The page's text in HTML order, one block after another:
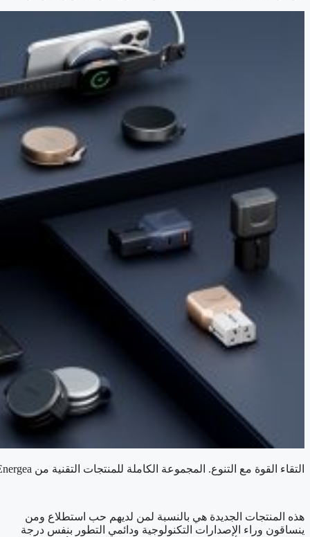
التقاء القوة مع التنوع. المجموعة الكاملة للمنتجات التقنية من Energea، باللون الأحمر والأبيض الفضي والأصفر الباهت.
هذه المنتجات الجديدة هي بالنسبة لمن لديهم حب استطلاع ومن
ينساقون وراء الإصدارات التكنولوجية ودائمي التطور بنفس درجة